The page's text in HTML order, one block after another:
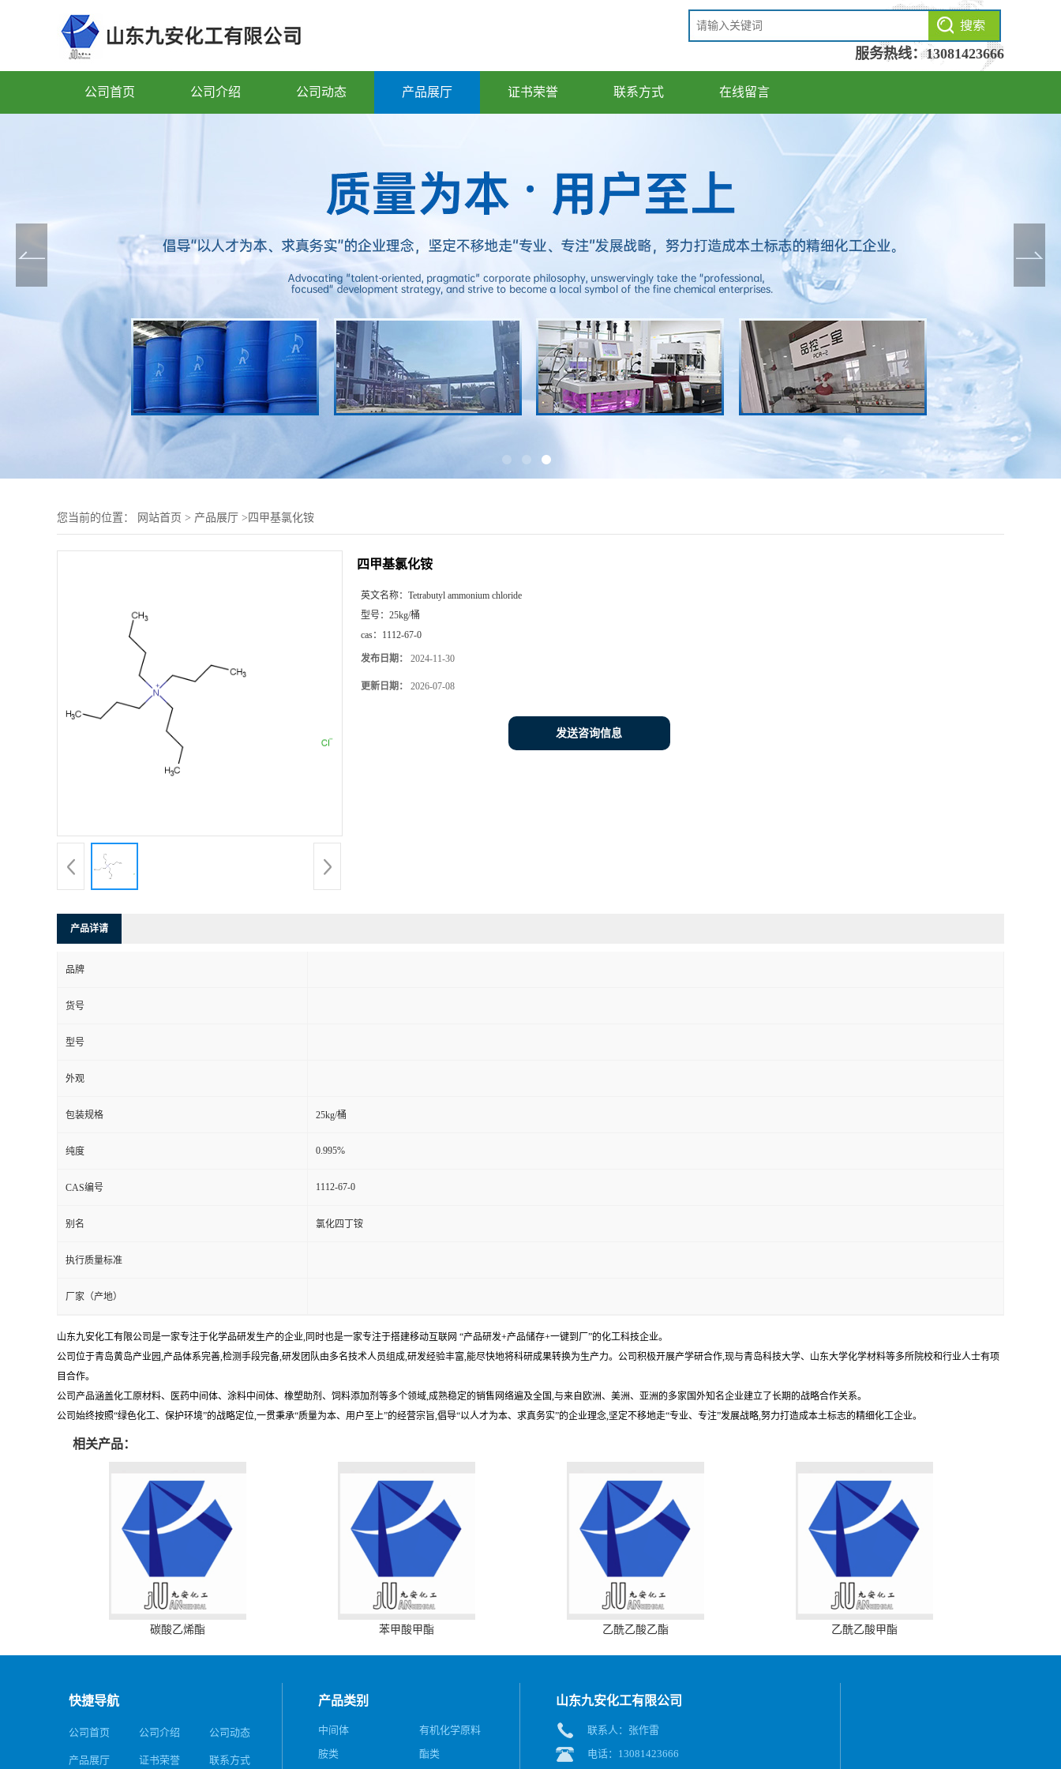
服务热线：13081423666
公司首页 公司介绍 公司动态 产品展厅 证书荣誉 联系方式 在线留言
您当前的位置： 网站首页 > 产品展厅 > 四甲基氯化铵
四甲基氯化铵
英文名称： Tetrabutyl ammonium chloride
型号： 25kg/桶
cas： 1112-67-0
发布日期： 2024-11-30
更新日期： 2026-07-08
发送咨询信息
产品详请
品牌
货号
型号
外观
包装规格 25kg/桶
纯度 0.995%
CAS编号 1112-67-0
别名 氯化四丁铵
执行质量标准
厂家（产地）
山东九安化工有限公司是一家专注于化学品研发生产的企业,同时也是一家专注于搭建移动互联网 “产品研发+产品储存+一键到厂”的化工科技企业。
公司位于青岛黄岛产业园,产品体系完善,检测手段完备,研发团队由多名技术人员组成,研发经验丰富,能尽快地将科研成果转换为生产力。公司积极开展产学研合作,现与青岛科技大学、山东大学化学材料等多所院校和行业人士有项
目合作。
公司产品涵盖化工原材料、医药中间体、涂料中间体、橡塑助剂、饲料添加剂等多个领域,成熟稳定的销售网络遍及全国,与来自欧洲、美洲、亚洲的多家国外知名企业建立了长期的战略合作关系。
公司始终按照“绿色化工、保护环境”的战略定位,一贯秉承“质量为本、用户至上”的经营宗旨,倡导“以人才为本、求真务实”的企业理念,坚定不移地走“专业、专注”发展战略,努力打造成本土标志的精细化工企业。
相关产品：
碳酸乙烯酯 苯甲酸甲酯 乙酰乙酸乙酯 乙酰乙酸甲酯
快捷导航
公司首页 公司介绍 公司动态
产品展厅 证书荣誉 联系方式
产品类别
中间体
有机化学原料
胺类
酯类
山东九安化工有限公司
联系人：张作雷
电话：13081423666